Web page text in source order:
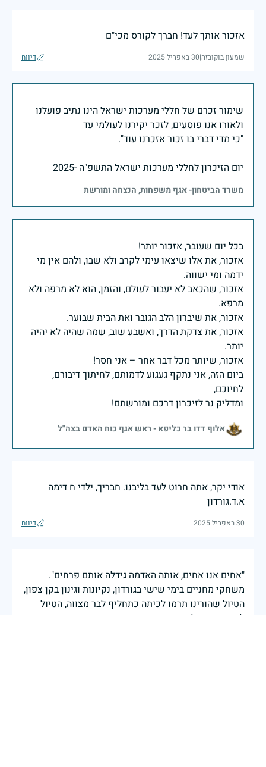
אזכור אותך לעד! חברך לקורס מכי"ם
שמעון בוקובזה|30 באפריל 2025 דיווח
שימור זכרם של חללי מערכות ישראל הינו נתיב פועלנו
יום הזיכרון לחללי מערכות ישראל התשפ"ה -2025
משרד הביטחון- אגף משפחות, הנצחה ומורשת
אזכור, את אלו שיצאו עימי לקרב ולא שבו, ולהם אין מי
אזכור, שהכאב לא יעבור לעולם, והזמן, הוא לא מרפה ולא
אזכור, את צדקת הדרך, ואשבע שוב, שמה שהיה לא יהיה
ביום הזה, אני נתקף געגוע לדמותם, לחיתוך דיבורם,
ומדליק נר לזיכרון דרכם ומורשתם!
אלוף דדו בר כליפא - ראש אגף כוח האדם בצה"ל
אודי יקר, אתה חרוט לעד בליבנו. חבריך, ילדי ח דימה
א.ד.גורדון
30 באפריל 2025 דיווח
"אחים אנו אחים, אותה האדמה גידלה אותם פרחים".
משחקי מחניים בימי שישי בגורדון, נקיונות וגינון בקן צפון,
הטיול שהורינו תרמו לכיתה כתחליף לבר מצווה, הטיול
לחרמון מייד לאחר ששת הימים. אתה עמי תמיד.